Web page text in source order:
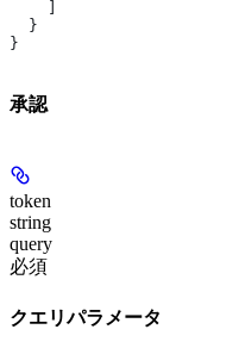
  }
}
承認
token
string
query
必須
クエリパラメータ